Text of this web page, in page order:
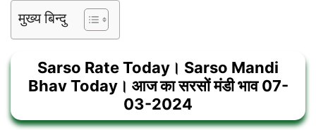
मुख्य बिन्दु
Sarso Rate Today। Sarso Mandi
Bhav Today। आज का सरसों मंडी भाव 07-
03-2024